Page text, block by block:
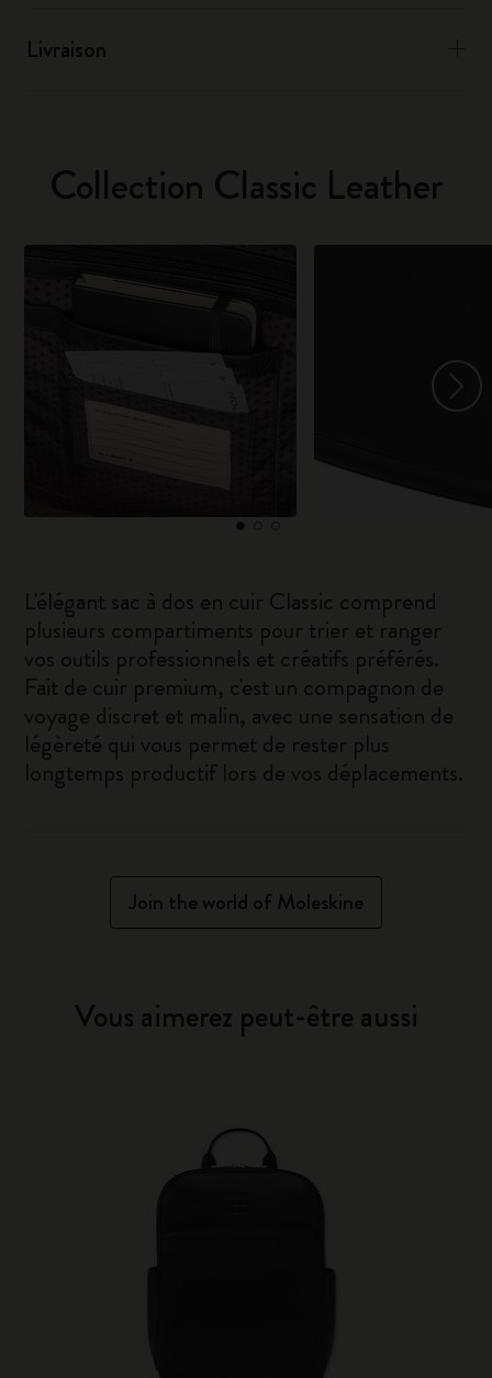
Livraison
Collection Classic Leather
L'élégant sac à dos en cuir Classic comprend
plusieurs compartiments pour trier et ranger
vos outils professionnels et créatifs préférés.
Fait de cuir premium, c'est un compagnon de
voyage discret et malin, avec une sensation de
légèreté qui vous permet de rester plus
longtemps productif lors de vos déplacements.
Join the world of Moleskine
Vous aimerez peut-être aussi